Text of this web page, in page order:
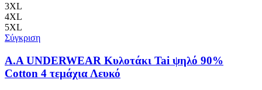
σελίδα
προϊόντος
3XL
4XL
5XL
Σύγκριση
A.A UNDERWEAR Κυλοτάκι Tai ψηλό 90%
Cotton 4 τεμάχια Λευκό